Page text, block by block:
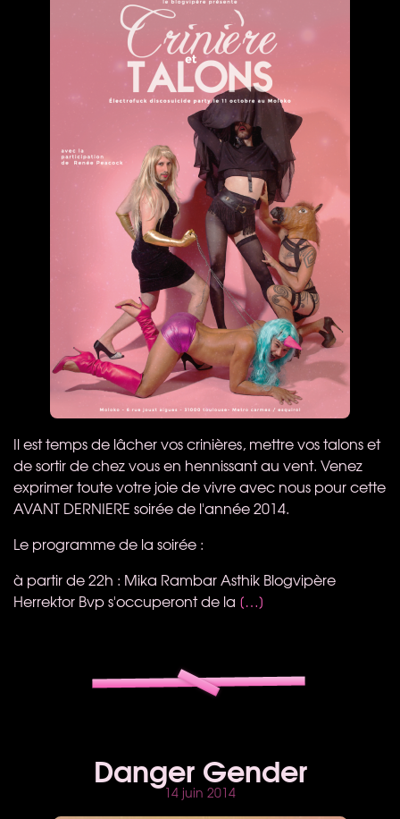
Il est temps de lâcher vos crinières, mettre vos talons et
de sortir de chez vous en hennissant au vent. Venez
exprimer toute votre joie de vivre avec nous pour cette
AVANT DERNIERE soirée de l'année 2014.
Le programme de la soirée :
à partir de 22h : Mika Rambar Asthik Blogvipère
Herrektor Bvp s'occuperont de la […]
Danger Gender
14 juin 2014